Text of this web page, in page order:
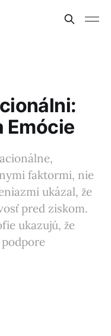
Emócie
faktormi, nie
ukázal, že
pred ziskom.
ukazujú, že